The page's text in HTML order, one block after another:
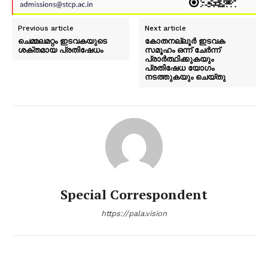
Previous article
ചെമ്മലമറ്റം ഇടവകയുടെ
ശക്തമായ പ്രതിഷേധം
Next article
കോതനല്ലൂർ ഇടവക
സമൂഹം ഒന്ന് ചേർന്ന്
പ്രാർത്ഥിക്കുകയും
പ്രതിഷേധ യോഗം
നടത്തുകയും ചെയ്തു
Special Correspondent
https://pala.vision